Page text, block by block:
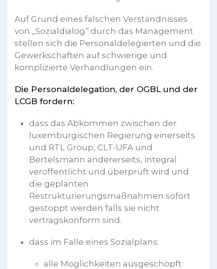
Auf Grund eines falschen Verständnisses
von „Sozialdialog“ durch das Management
stellen sich die Personaldelegierten und die
Gewerkschaften auf schwierige und
komplizierte Verhandlungen ein.
Die Personaldelegation, der OGBL und der
LCGB fordern:
dass das Abkommen zwischen der
luxemburgischen Regierung einerseits
und RTL Group, CLT-UFA und
Bertelsmann andererseits, integral
veröffentlicht und überprüft wird und
die geplanten
Restrukturierungsmaßnahmen sofort
gestoppt werden falls sie nicht
vertragskonform sind.
dass im Falle eines Sozialplans:
alle Möglichkeiten ausgeschöpft